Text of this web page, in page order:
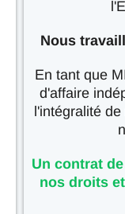
Nous
En tant que
d'affaire
l'intégralité
Un contrat
nos droits